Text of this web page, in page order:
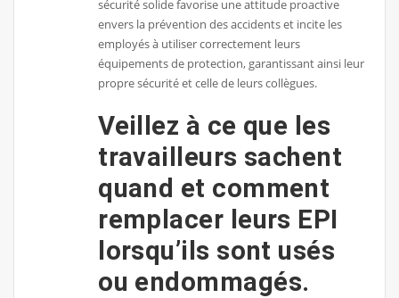
sécurité solide favorise une attitude proactive
envers la prévention des accidents et incite les
employés à utiliser correctement leurs
équipements de protection, garantissant ainsi leur
propre sécurité et celle de leurs collègues.
Veillez à ce que les
travailleurs sachent
quand et comment
remplacer leurs EPI
lorsqu’ils sont usés
ou endommagés.